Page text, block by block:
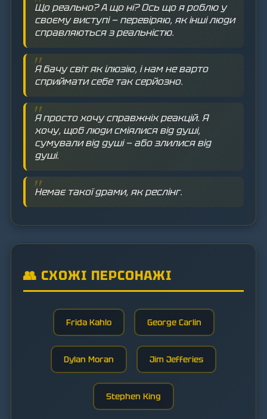
Що реально? А що ні? Ось що я роблю у
своєму виступі — перевіряю, як інші люди
справляються з реальністю.
Я бачу світ як ілюзію, і нам не варто
сприймати себе так серйозно.
Я просто хочу справжніх реакцій. Я
хочу, щоб люди сміялися від душі,
сумували від душі — або злилися від
душі.
Немає такої драми, як реслінг.
👥 СХОЖІ ПЕРСОНАЖІ
Frida Kahlo George Carlin
Dylan Moran Jim Jefferies
Stephen King